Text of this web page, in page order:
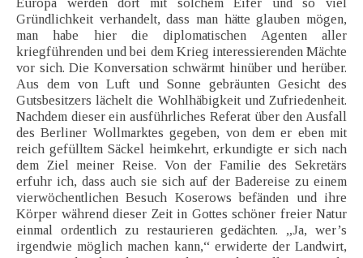
Europa werden dort mit solchem Eifer und so viel
Gründlichkeit verhandelt, dass man hätte glauben mögen,
man habe hier die diplomatischen Agenten aller
kriegführenden und bei dem Krieg interessierenden Mächte
vor sich. Die Konversation schwärmt hinüber und herüber.
Aus dem von Luft und Sonne gebräunten Gesicht des
Gutsbesitzers lächelt die Wohlhäbigkeit und Zufriedenheit.
Nachdem dieser ein ausführliches Referat über den Ausfall
des Berliner Wollmarktes gegeben, von dem er eben mit
reich gefülltem Säckel heimkehrt, erkundigte er sich nach
dem Ziel meiner Reise. Von der Familie des Sekretärs
erfuhr ich, dass auch sie sich auf der Badereise zu einem
vierwöchentlichen Besuch Koserows befänden und ihre
Körper während dieser Zeit in Gottes schöner freier Natur
einmal ordentlich zu restaurieren gedächten. „Ja, wer’s
irgendwie möglich machen kann,“ erwiderte der Landwirt,